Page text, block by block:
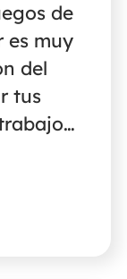
de
es muy
del
tus
Este
Data